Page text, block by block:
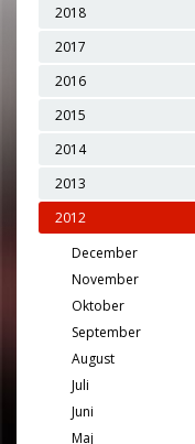
2018
2017
2016
2015
2014
2013
2012
December
November
Oktober
September
August
Juli
Juni
Maj